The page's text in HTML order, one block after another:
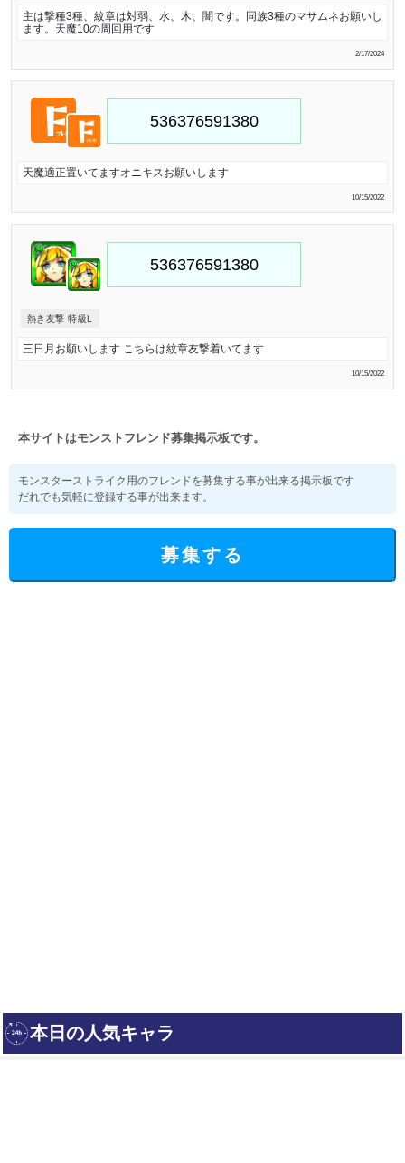
主は撃種3種、紋章は対弱、水、木、闇です。同族3種のマサムネお願いし
ます。天魔10の周回用です
2/17/2024
天魔適正置いてますオニキスお願いします
10/15/2022
熱き友撃 特級L
三日月お願いします こちらは紋章友撃着いてます
10/15/2022
本サイトはモンストフレンド募集掲示板です。
モンスターストライク用のフレンドを募集する事が出来る掲示板です
だれでも気軽に登録する事が出来ます。
募集する